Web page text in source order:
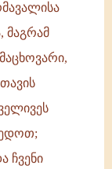
მაგრამ
ჩვენი